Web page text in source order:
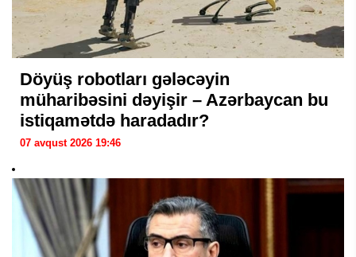
Döyüş robotları gələcəyin
müharibəsini dəyişir – Azərbaycan bu
istiqamətdə haradadır?
07 avqust 2026 19:46